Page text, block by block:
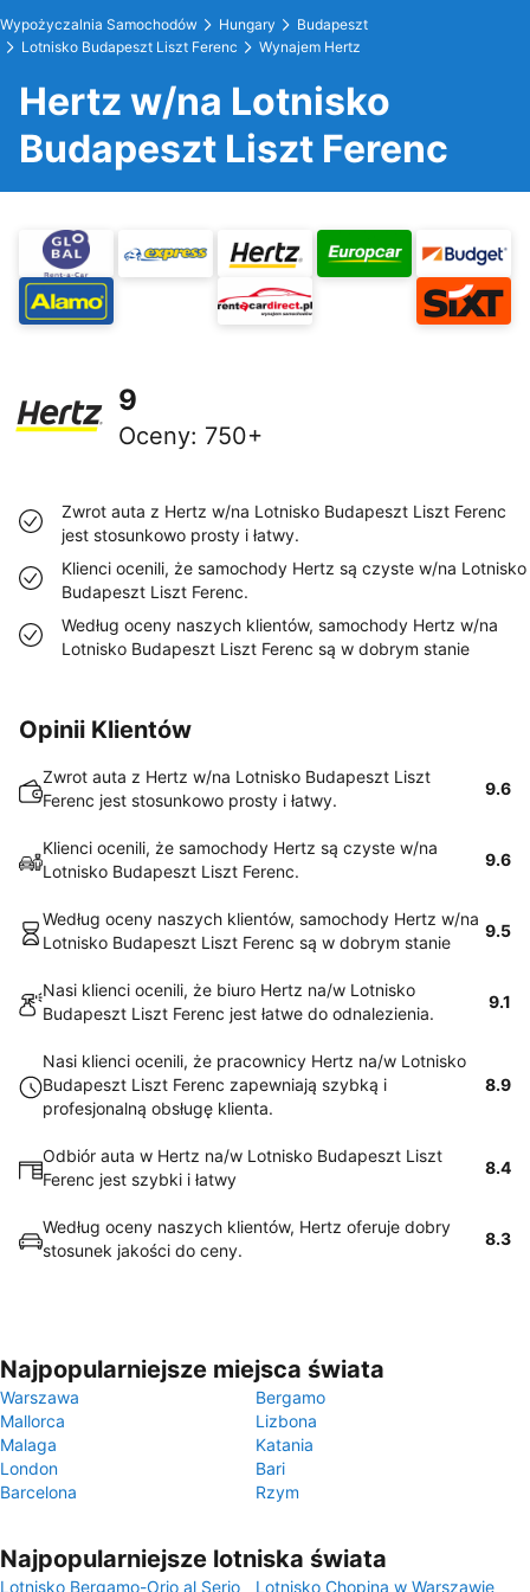
Wypożyczalnia Samochodów Hungary
Budapeszt
Lotnisko Budapeszt Liszt Ferenc
Wynajem Hertz
Hertz w/na Lotnisko
Budapeszt Liszt Ferenc
9
Oceny: 750+
Zwrot auta z Hertz w/na Lotnisko Budapeszt Liszt Ferenc
jest stosunkowo prosty i łatwy.
Klienci ocenili, że samochody Hertz są czyste w/na Lotnisko
Budapeszt Liszt Ferenc.
Według oceny naszych klientów, samochody Hertz w/na
Lotnisko Budapeszt Liszt Ferenc są w dobrym stanie
Opinii Klientów
Zwrot auta z Hertz w/na Lotnisko Budapeszt Liszt
Ferenc jest stosunkowo prosty i łatwy.
9.6
Klienci ocenili, że samochody Hertz są czyste w/na
Lotnisko Budapeszt Liszt Ferenc.
9.6
Według oceny naszych klientów, samochody Hertz w/na
Lotnisko Budapeszt Liszt Ferenc są w dobrym stanie
9.5
Nasi klienci ocenili, że biuro Hertz na/w Lotnisko
Budapeszt Liszt Ferenc jest łatwe do odnalezienia.
9.1
Nasi klienci ocenili, że pracownicy Hertz na/w Lotnisko
Budapeszt Liszt Ferenc zapewniają szybką i
profesjonalną obsługę klienta.
8.9
Odbiór auta w Hertz na/w Lotnisko Budapeszt Liszt
Ferenc jest szybki i łatwy
8.4
Według oceny naszych klientów, Hertz oferuje dobry
stosunek jakości do ceny.
8.3
Najpopularniejsze miejsca świata
Warszawa
Bergamo
Mallorca
Lizbona
Malaga
Katania
London
Bari
Barcelona
Rzym
Najpopularniejsze lotniska świata
Lotnisko Bergamo-Orio al Serio Lotnisko Chopina w Warszawie